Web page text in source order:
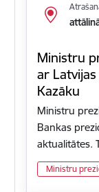
Ministru
ar
Kazāku
Ministru
Bankas
aktualitātes.
Ministru